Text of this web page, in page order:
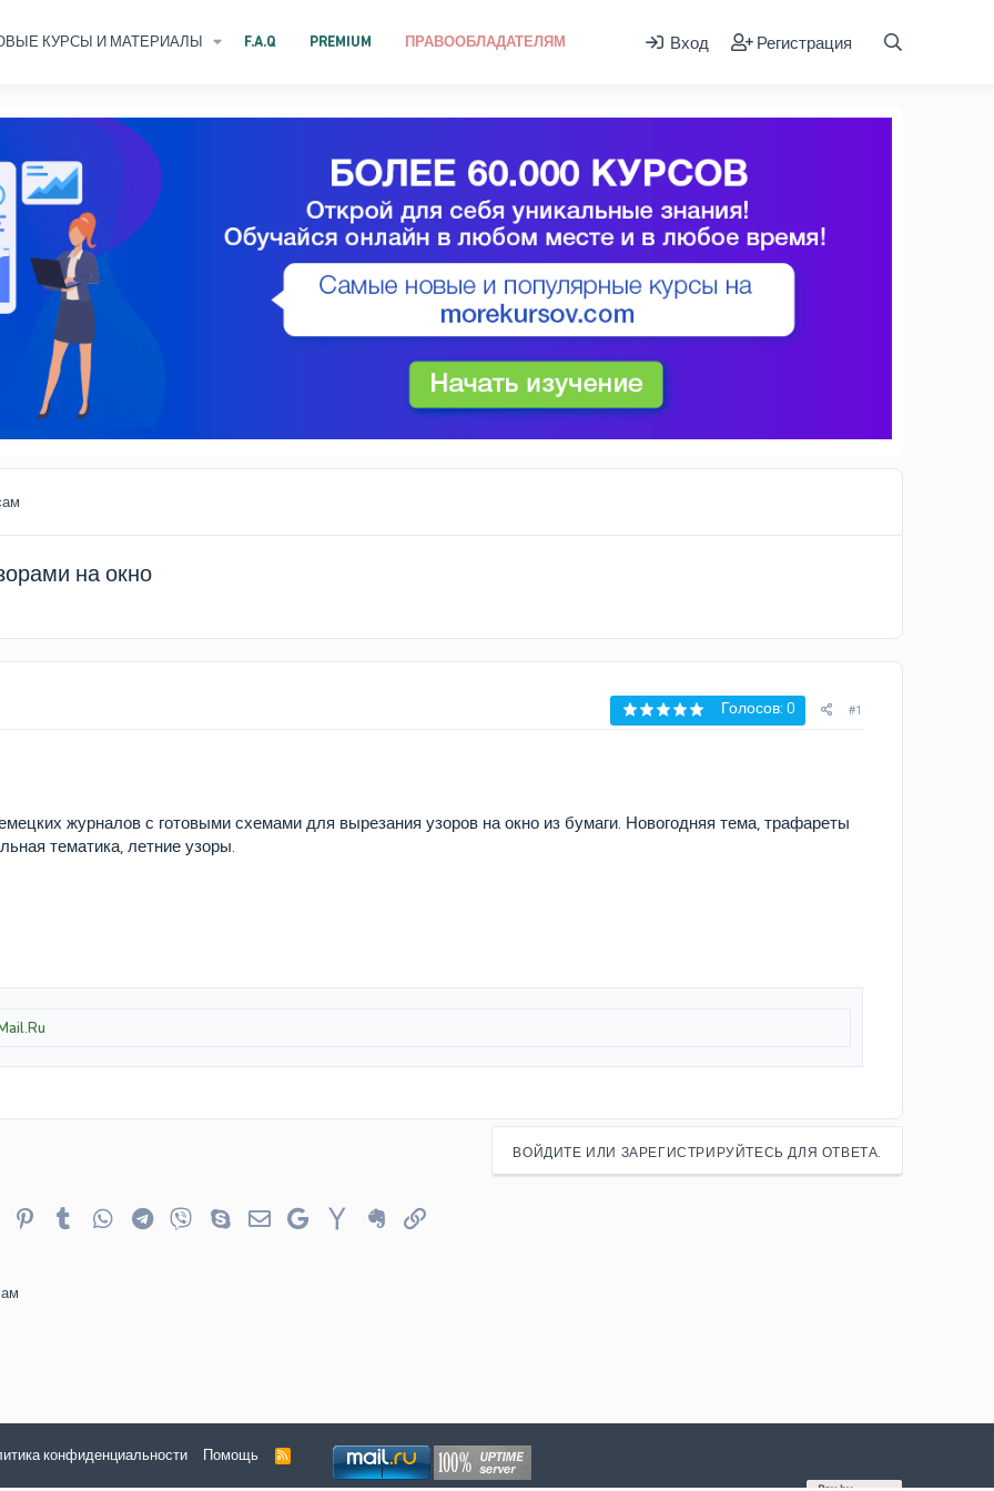
КУРСЫ И МАТЕРИАЛЫ F.A.Q PREMIUM ПРАВООБЛАДАТЕЛЯМ Вход Регистрация
на окно
Голосов: 0 #1
журналов с готовыми схемами для вырезания узоров на окно из бумаги. Новогодняя тема, трафареты
тематика, летние узоры.
ВОЙДИТЕ ИЛИ ЗАРЕГИСТРИРУЙТЕСЬ ДЛЯ ОТВЕТА.
PinterestTumblr WhatsAppTelegram
Viber SkypeЭлектронная почта
Google Yahoo EvernoteСсылка
конфиденциальности Помощь
R
S
S